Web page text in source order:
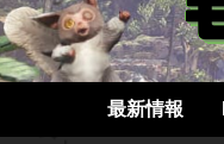
最新情報